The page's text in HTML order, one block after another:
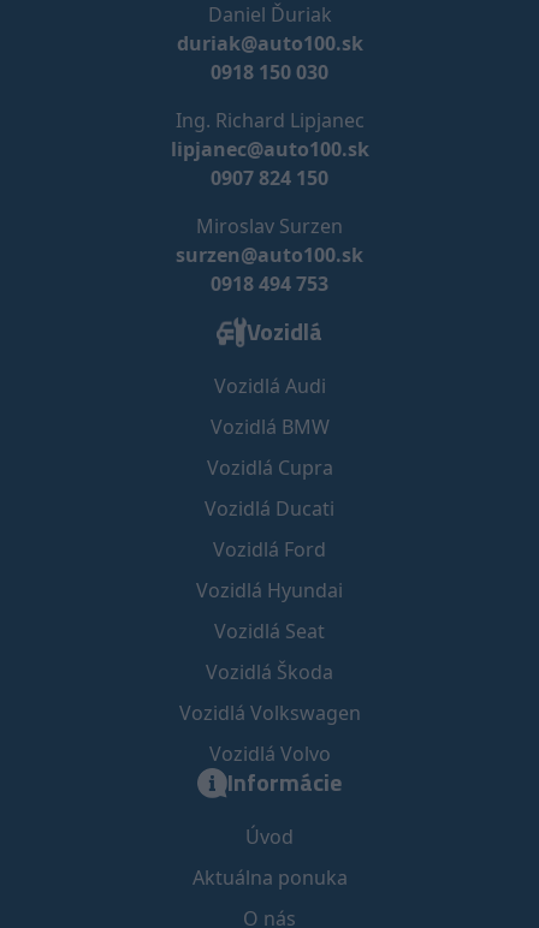
Daniel Ďuriak
duriak@auto100.sk
0918 150 030
Ing. Richard Lipjanec
lipjanec@auto100.sk
0907 824 150
Miroslav Surzen
surzen@auto100.sk
0918 494 753
Vozidlá
Vozidlá Audi
Vozidlá BMW
Vozidlá Cupra
Vozidlá Ducati
Vozidlá Ford
Vozidlá Hyundai
Vozidlá Seat
Vozidlá Škoda
Vozidlá Volkswagen
Vozidlá Volvo
Informácie
Úvod
Aktuálna ponuka
O nás